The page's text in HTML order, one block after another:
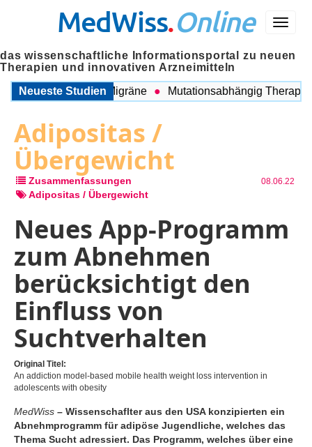
Menü
MedWiss.Online
das wissenschaftliche Informationsportal zu neuen
Therapien und innovativen Arzneimitteln
Neueste Studien
COPD und Migräne Mutationsabhängig Therapie
Adipositas /
Übergewicht
Zusammenfassungen 08.06.22
Adipositas / Übergewicht
Neues App-Programm
zum Abnehmen
berücksichtigt den
Einfluss von
Suchtverhalten
Original Titel:
An addiction model-based mobile health weight loss intervention in
adolescents with obesity
MedWiss – Wissenschaflter aus den USA konzipierten ein
Abnehmprogramm für adipöse Jugendliche, welches das
Thema Sucht adressiert. Das Programm, welches über eine